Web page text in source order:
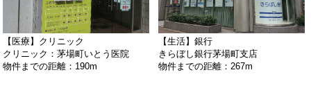
【医療】クリニック
クリニック：茅場町いとう医院
物件までの距離：190m
【生活】銀行
きらぼし銀行茅場町支店
物件までの距離：267m